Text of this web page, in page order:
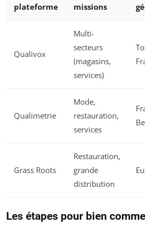
plateforme missions
Qualivox
Multi-
secteurs
(magasins,
services)
Qualimetrie
Mode,
restauration,
services
Grass Roots
Restauration,
grande
distribution
Les étapes pour bien